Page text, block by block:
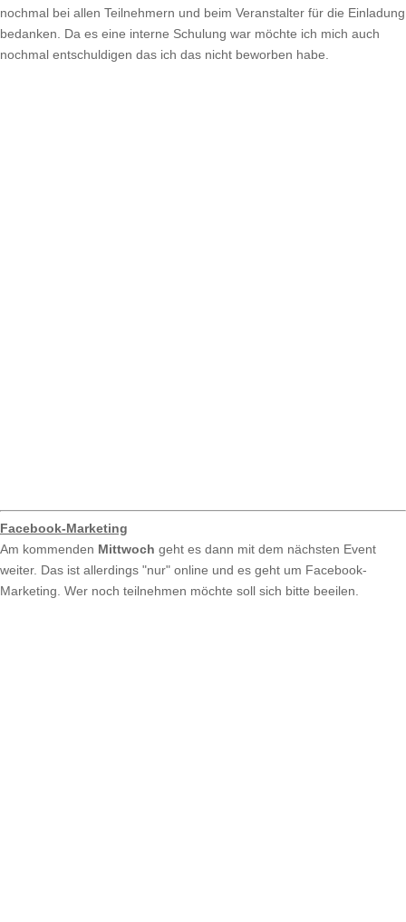
nochmal bei allen Teilnehmern und beim Veranstalter für die Einladung
bedanken. Da es eine interne Schulung war möchte ich mich auch
nochmal entschuldigen das ich das nicht beworben habe.
Facebook-Marketing
Am kommenden Mittwoch geht es dann mit dem nächsten Event
weiter. Das ist allerdings "nur" online und es geht um Facebook-
Marketing. Wer noch teilnehmen möchte soll sich bitte beeilen.